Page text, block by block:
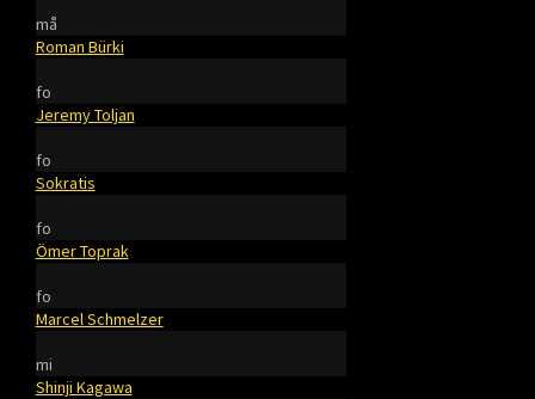
må
Roman Bürki
fo
Jeremy Toljan
fo
Sokratis
fo
Ömer Toprak
fo
Marcel Schmelzer
mi
Shinji Kagawa